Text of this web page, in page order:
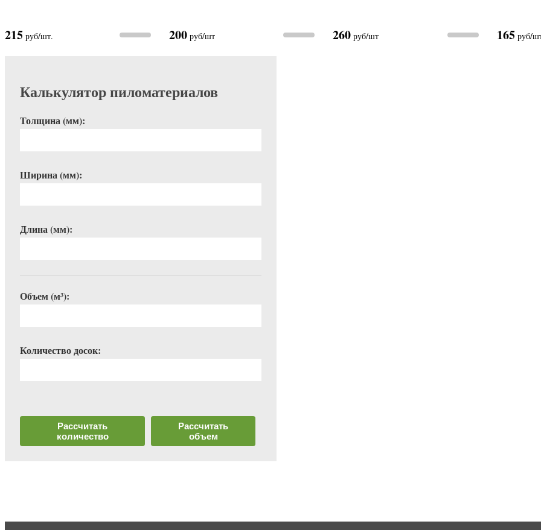
215 руб/шт. 200руб/шт 260 руб/шт 165 руб/
Калькулятор пиломатериалов
Толщина (мм):
Ширина (мм):
Длина (мм):
Объем (м³):
Количество досок:
Рассчитать
количество
Рассчитать
объем